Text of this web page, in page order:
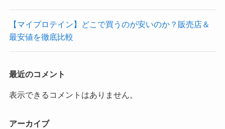
【マイプロテイン】どこで買うのが安いのか？販売店＆
最安値を徹底比較
最近のコメント
表示できるコメントはありません。
アーカイブ